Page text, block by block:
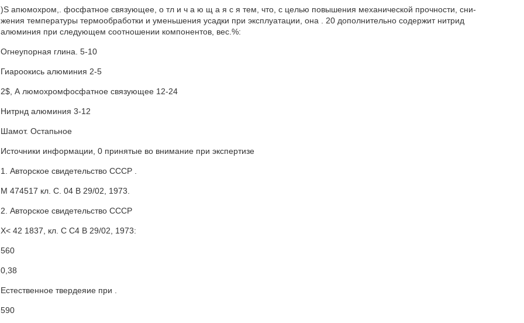
)S апюмохром,. фосфатное связующее, о тл и ч а ю щ а я с я тем, что, с целью повышения механической прочности, сни-
жения температуры термообработки и уменьшения усадки при эксплуатации, она . 20 дополнительно содержит нитрид
алюминия при следующем соотношении компонентов, вес.%:
Огнеупорная глина. 5-10
Гиароокись алюминия 2-5
2$, А люмохромфосфатное связующее 12-24
Нитрнд алюминия 3-12
Шамот. Остапьное
Источники информации, 0 принятые во внимание при экспертизе
1. Авторское свидетельство CCCP .
М 474517 кл. С. 04 В 29/02, 1973.
2. Авторское свидетельство СССР
Х< 42 1837, кл. С С4 В 29/02, 1973:
560
0,38
Естественное твердеяие при .
590